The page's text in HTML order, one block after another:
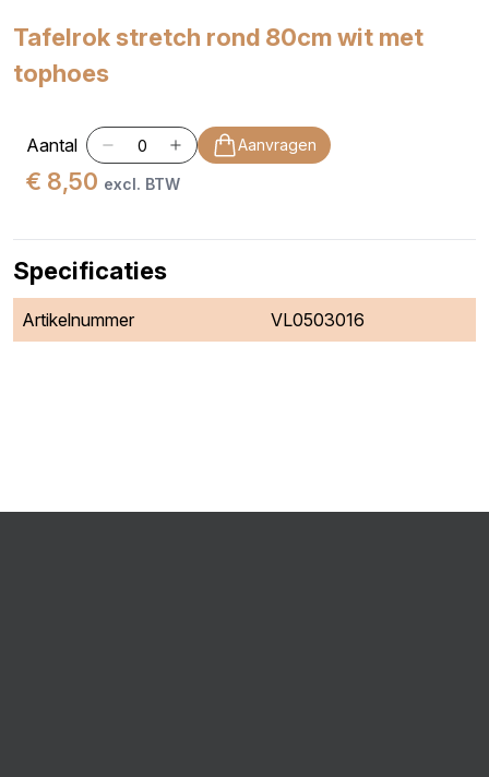
Tafelrok stretch rond 80cm wit met
tophoes
Aantal Aanvragen
€ 8,50 excl. BTW
Specificaties
Artikelnummer VL0503016